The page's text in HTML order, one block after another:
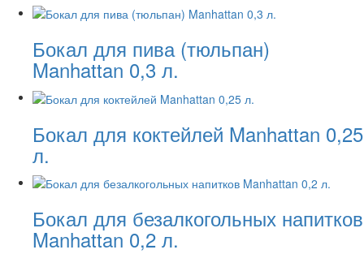
Бокал для пива (тюльпан)
Manhattan 0,3 л.
Бокал для коктейлей Manhattan 0,25
л.
Бокал для безалкогольных напитков
Manhattan 0,2 л.